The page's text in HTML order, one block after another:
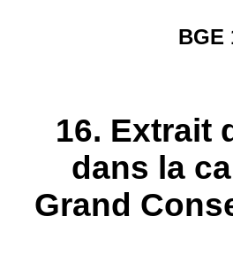
BGE
16. Extrait
dans la
Grand